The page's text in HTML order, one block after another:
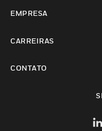
EMPRESA
CARREIRAS
CONTATO